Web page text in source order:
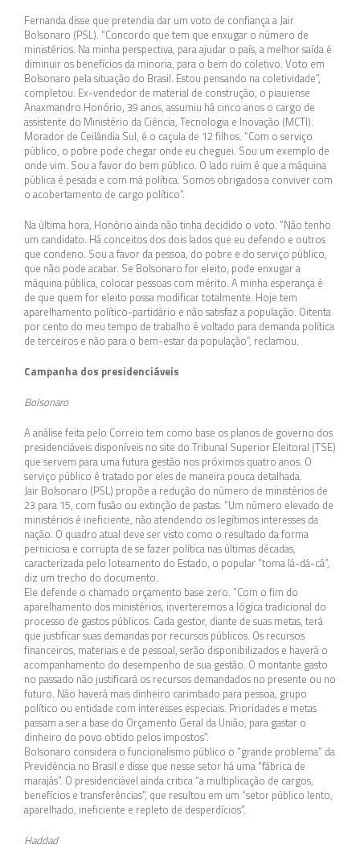
Fernanda disse que pretendia dar um voto de confiança a Jair
Bolsonaro (PSL). “Concordo que tem que enxugar o número de
ministérios. Na minha perspectiva, para ajudar o país, a melhor saída é
diminuir os benefícios da minoria, para o bem do coletivo. Voto em
Bolsonaro pela situação do Brasil. Estou pensando na coletividade”,
completou. Ex-vendedor de material de construção, o piauiense
Anaxmandro Honório, 39 anos, assumiu há cinco anos o cargo de
assistente do Ministério da Ciência, Tecnologia e Inovação (MCTI).
Morador de Ceilândia Sul, é o caçula de 12 filhos. “Com o serviço
público, o pobre pode chegar onde eu cheguei. Sou um exemplo de
onde vim. Sou a favor do bem público. O lado ruim é que a máquina
pública é pesada e com má política. Somos obrigados a conviver com
o acobertamento de cargo político”.
Na última hora, Honório ainda não tinha decidido o voto. “Não tenho
um candidato. Há conceitos dos dois lados que eu defendo e outros
que condeno. Sou a favor da pessoa, do pobre e do serviço público,
que não pode acabar. Se Bolsonaro for eleito, pode enxugar a
máquina pública, colocar pessoas com mérito. A minha esperança é
de que quem for eleito possa modificar totalmente. Hoje tem
aparelhamento político-partidário e não satisfaz a população. Oitenta
por cento do meu tempo de trabalho é voltado para demanda política
de terceiros e não para o bem-estar da população”, reclamou.
Campanha dos presidenciáveis
Bolsonaro
A análise feita pelo Correio tem como base os planos de governo dos
presidenciáveis disponíveis no site do Tribunal Superior Eleitoral (TSE)
que servem para uma futura gestão nos próximos quatro anos. O
serviço público é tratado por eles de maneira pouca detalhada.
Jair Bolsonaro (PSL) propõe a redução do número de ministérios de
23 para 15, com fusão ou extinção de pastas. “Um número elevado de
ministérios é ineficiente, não atendendo os legítimos interesses da
nação. O quadro atual deve ser visto como o resultado da forma
perniciosa e corrupta de se fazer política nas últimas décadas,
caracterizada pelo loteamento do Estado, o popular “toma lá-dá-cá”,
diz um trecho do documento.
Ele defende o chamado orçamento base zero. “Com o fim do
aparelhamento dos ministérios, inverteremos a lógica tradicional do
processo de gastos públicos. Cada gestor, diante de suas metas, terá
que justificar suas demandas por recursos públicos. Os recursos
financeiros, materiais e de pessoal, serão disponibilizados e haverá o
acompanhamento do desempenho de sua gestão. O montante gasto
no passado não justificará os recursos demandados no presente ou no
futuro. Não haverá mais dinheiro carimbado para pessoa, grupo
político ou entidade com interesses especiais. Prioridades e metas
passam a ser a base do Orçamento Geral da União, para gastar o
dinheiro do povo obtido pelos impostos”.
Bolsonaro considera o funcionalismo público o “grande problema” da
Previdência no Brasil e disse que nesse setor há uma “fábrica de
marajás”. O presidenciável ainda critica “a multiplicação de cargos,
benefícios e transferências”, que resultou em um “setor público lento,
aparelhado, ineficiente e repleto de desperdícios”.
Haddad